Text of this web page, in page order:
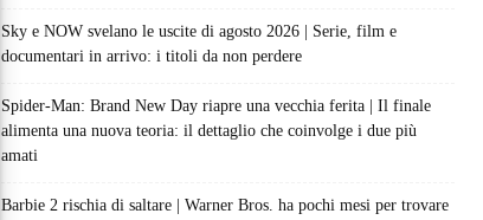
Sky e NOW svelano le uscite di agosto 2026 | Serie, film e
documentari in arrivo: i titoli da non perdere
Spider-Man: Brand New Day riapre una vecchia ferita | Il finale
alimenta una nuova teoria: il dettaglio che coinvolge i due più
amati
Barbie 2 rischia di saltare | Warner Bros. ha pochi mesi per trovare